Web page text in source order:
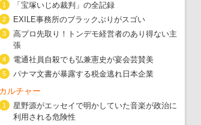
・ 五輪入場行進にすぎやまこ
・ 大ウソだらけの東京五輪！
・ 五輪関係者が入国
1 「宝塚いじめ裁判」の全記録
2 EXILE事務所のブラックぶりがスゴい
3
高プロ先取り！トンデモ経営者のあり得ない主
張
4 電通社員自殺でも弘兼憲史が宴会芸賛美
5 パナマ文書が暴露する税金逃れ日本企業
カルチャー
1
星野源がエッセイで明かしていた音楽が政治に
利用される危険性